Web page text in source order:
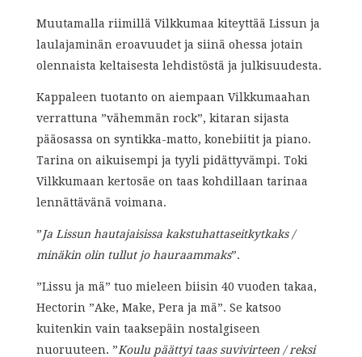
Muutamalla riimillä Vilkkumaa kiteyttää Lissun ja
laulajaminän eroavuudet ja siinä ohessa jotain
olennaista keltaisesta lehdistöstä ja julkisuudesta.
Kappaleen tuotanto on aiempaan Vilkkumaahan
verrattuna ”vähemmän rock”, kitaran sijasta
pääosassa on syntikka-matto, konebiitit ja piano.
Tarina on aikuisempi ja tyyli pidättyvämpi. Toki
Vilkkumaan kertosäe on taas kohdillaan tarinaa
lennättävänä voimana.
”Ja Lissun hautajaisissa kakstuhattaseitkytkaks /
minäkin olin tullut jo hauraammaks”.
”Lissu ja mä” tuo mieleen biisin 40 vuoden takaa,
Hectorin ”Ake, Make, Pera ja mä”. Se katsoo
kuitenkin vain taaksepäin nostalgiseen
nuoruuteen. ”Koulu päättyi taas suvivirteen / reksi